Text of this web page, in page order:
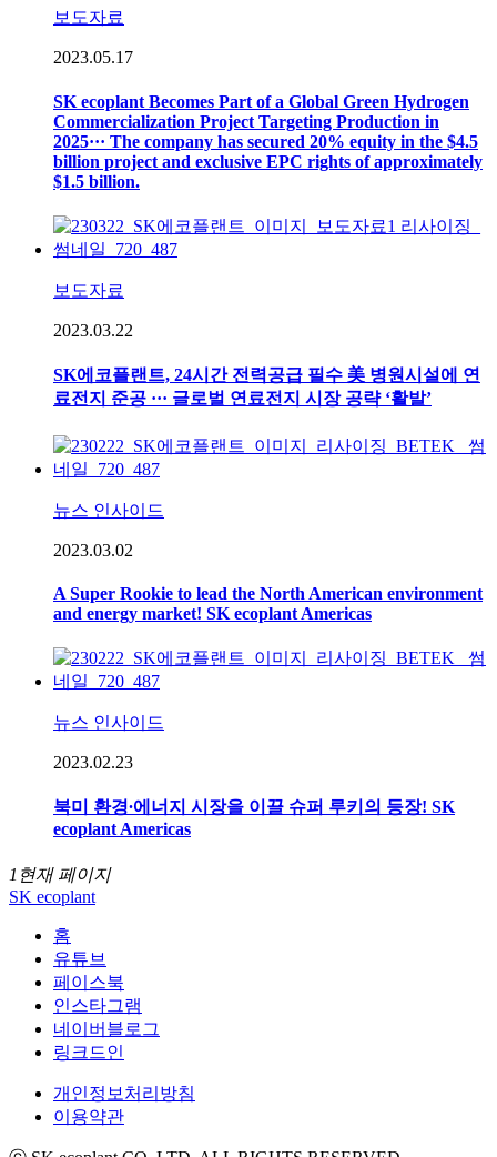
보도자료
2023.05.17
SK ecoplant Becomes Part of a Global Green Hydrogen
Commercialization Project Targeting Production in
2025··· The company has secured 20% equity in the $4.5
billion project and exclusive EPC rights of approximately
$1.5 billion.
보도자료
2023.03.22
SK에코플랜트, 24시간 전력공급 필수 美 병원시설에 연
료전지 준공 ··· 글로벌 연료전지 시장 공략 ‘활발’
뉴스 인사이드
2023.03.02
A Super Rookie to lead the North American environment
and energy market! SK ecoplant Americas
뉴스 인사이드
2023.02.23
북미 환경∙에너지 시장을 이끌 슈퍼 루키의 등장! SK
ecoplant Americas
1 현재 페이지
SK ecoplant
홈
유튜브
페이스북
인스타그램
네이버블로그
링크드인
개인정보처리방침
이용약관